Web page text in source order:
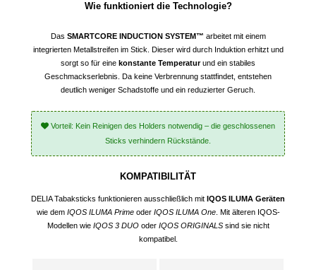
Wie funktioniert die Technologie?
Das SMARTCORE INDUCTION SYSTEM™ arbeitet mit einem
integrierten Metallstreifen im Stick. Dieser wird durch Induktion erhitzt und
sorgt so für eine konstante Temperaturund ein stabiles
Geschmackserlebnis. Da keine Verbrennung stattfindet, entstehen
deutlich weniger Schadstoffe und ein reduzierter Geruch.
Vorteil: Kein Reinigen des Holders notwendig – die geschlossenen
Sticks verhindern Rückstände.
KOMPATIBILITÄT
DELIA Tabaksticks funktionieren ausschließlich mit IQOS ILUMA Geräten
wie dem IQOS ILUMA Primeoder IQOS ILUMA One. Mit älteren IQOS-
Modellen wie IQOS 3 DUOoder IQOS ORIGINALSsind sie nicht
kompatibel.